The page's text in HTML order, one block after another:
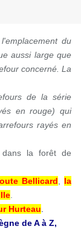
du
aussi large que
concerné. La
de la série
en rouge) qui
rayés en
la forêt de
Bellicard
la
Hurteau
de A à Z,